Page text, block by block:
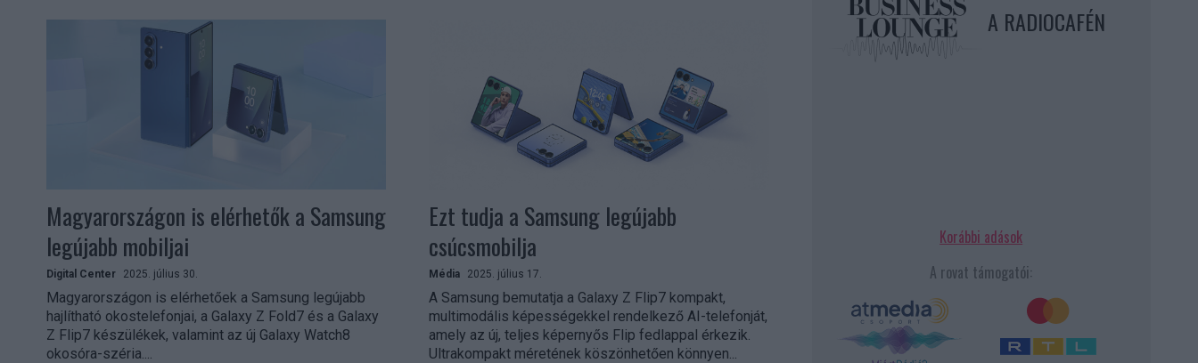
Magyarországon is elérhetők a Samsung
legújabb mobiljai
Digital Center 2025. július 30.
Magyarországon is elérhetőek a Samsung legújabb
hajlítható okostelefonjai, a Galaxy Z Fold7 és a Galaxy
Z Flip7 készülékek, valamint az új Galaxy Watch8
okosóra-széria....
Ezt tudja a Samsung legújabb
csúcsmobilja
Média 2025. július 17.
A Samsung bemutatja a Galaxy Z Flip7 kompakt,
multimodális képességekkel rendelkező AI-telefonját,
amely az új, teljes képernyős Flip fedlappal érkezik.
Ultrakompakt méretének köszönhetően könnyen...
A RADIOCAFÉN
Korábbi adások
A rovat támogatói: